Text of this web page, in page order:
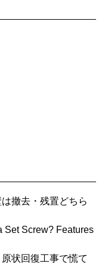
撤去・残置どちら
Set Screw? Features
状回復工事で慌て